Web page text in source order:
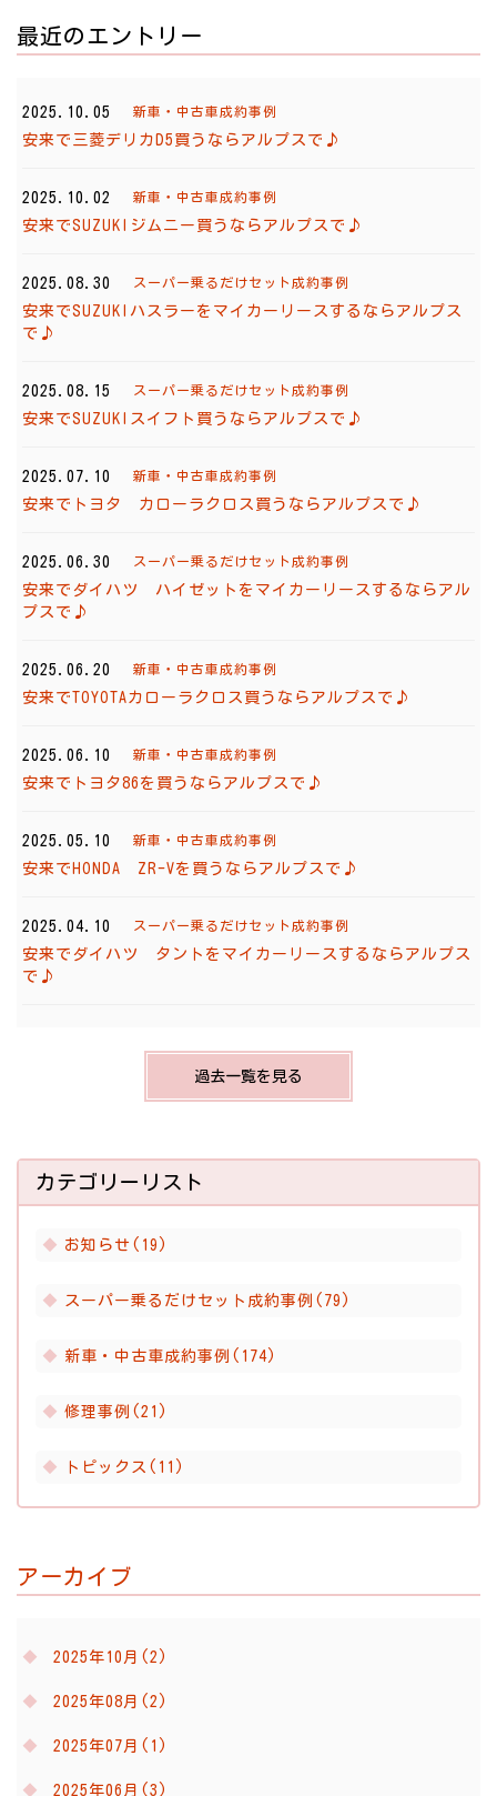
最近のエントリー
2025.10.05 新車・中古車成約事例
安来で三菱デリカD5買うならアルプスで♪
2025.10.02 新車・中古車成約事例
安来でSUZUKIジムニー買うならアルプスで♪
2025.08.30 スーパー乗るだけセット成約事例
安来でSUZUKIハスラーをマイカーリースするならアルプス
で♪
2025.08.15 スーパー乗るだけセット成約事例
安来でSUZUKIスイフト買うならアルプスで♪
2025.07.10 新車・中古車成約事例
安来でトヨタ カローラクロス買うならアルプスで♪
2025.06.30 スーパー乗るだけセット成約事例
安来でダイハツ ハイゼットをマイカーリースするならアル
プスで♪
2025.06.20 新車・中古車成約事例
安来でTOYOTAカローラクロス買うならアルプスで♪
2025.06.10 新車・中古車成約事例
安来でトヨタ86を買うならアルプスで♪
2025.05.10 新車・中古車成約事例
安来でHONDA ZR-Vを買うならアルプスで♪
2025.04.10 スーパー乗るだけセット成約事例
安来でダイハツ タントをマイカーリースするならアルプス
で♪
過去一覧を見る
カテゴリーリスト
お知らせ(19)
スーパー乗るだけセット成約事例(79)
新車・中古車成約事例(174)
修理事例(21)
トピックス(11)
アーカイブ
2025年10月(2)
2025年08月(2)
2025年07月(1)
2025年06月(3)